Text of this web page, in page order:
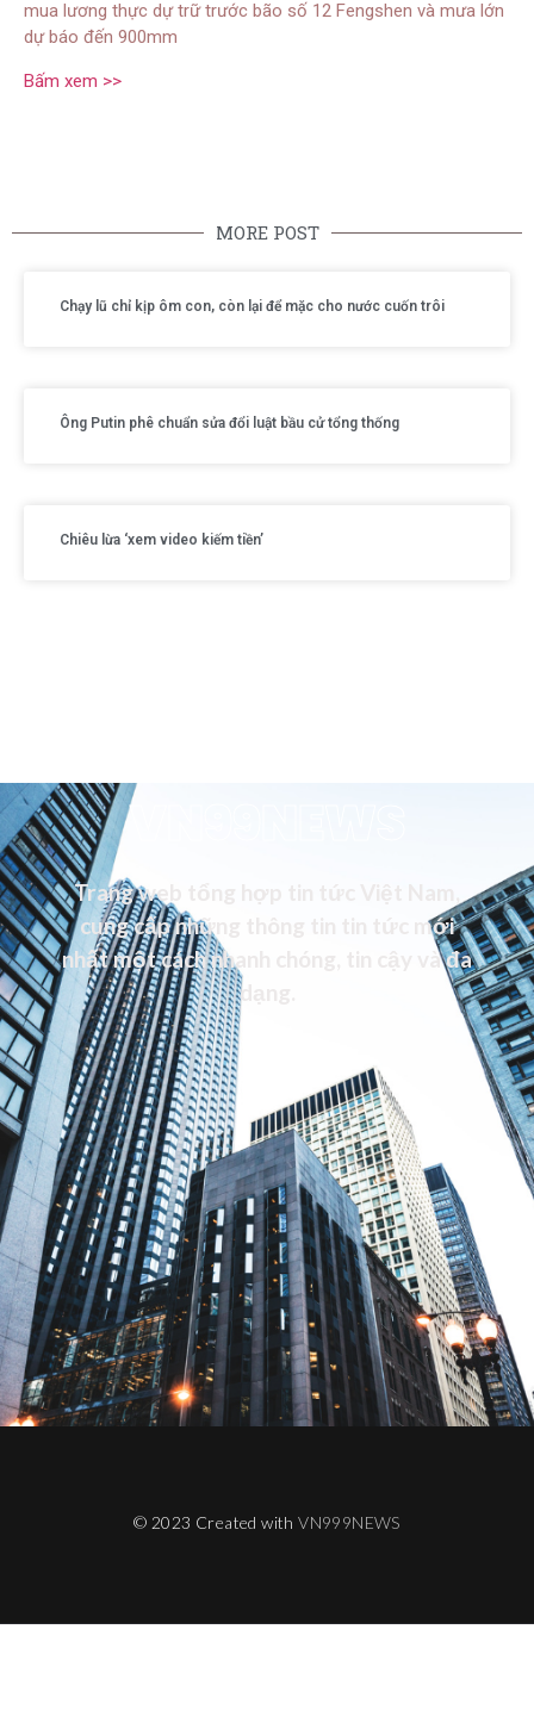
mua lương thực dự trữ trước bão số 12 Fengshen và mưa lớn
dự báo đến 900mm
Bấm xem >>
MORE POST
Chạy lũ chỉ kịp ôm con, còn lại để mặc cho nước cuốn trôi
Ông Putin phê chuẩn sửa đổi luật bầu cử tổng thống
Chiêu lừa ‘xem video kiếm tiền’
VN99NEWS
Trang web tổng hợp tin tức Việt Nam,
cung cấp những thông tin tin tức mới
nhất một cách nhanh chóng, tin cậy và đa
dạng.
© 2023 Created withVN999NEWS